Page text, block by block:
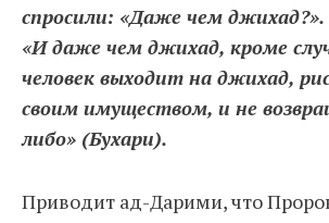
спросили: «Даже чем
«И даже чем джихад, кроме
человек выходит на джихад,
своим имуществом, и не
либо» (Бухари).